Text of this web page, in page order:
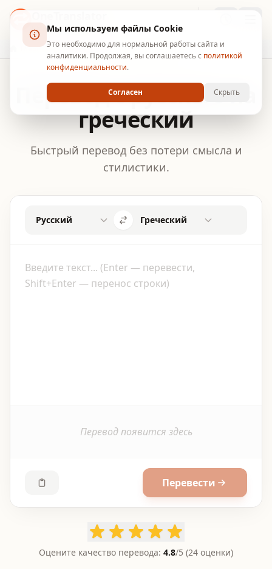
УМНЫЙ ПЕРЕВОДЧИК
Главная Перевод с русского на греческий
Перевод с русского на
греческий
Быстрый перевод без потери смысла и
стилистики.
Русский Греческий
Перевод появится здесь
Перевести
Оцените качество перевода: 4.8/5 (24 оценки)
Мы используем файлы Cookie
Это необходимо для нормальной работы сайта и
аналитики. Продолжая, вы соглашаетесь с политикой
конфиденциальности.
Согласен Скрыть